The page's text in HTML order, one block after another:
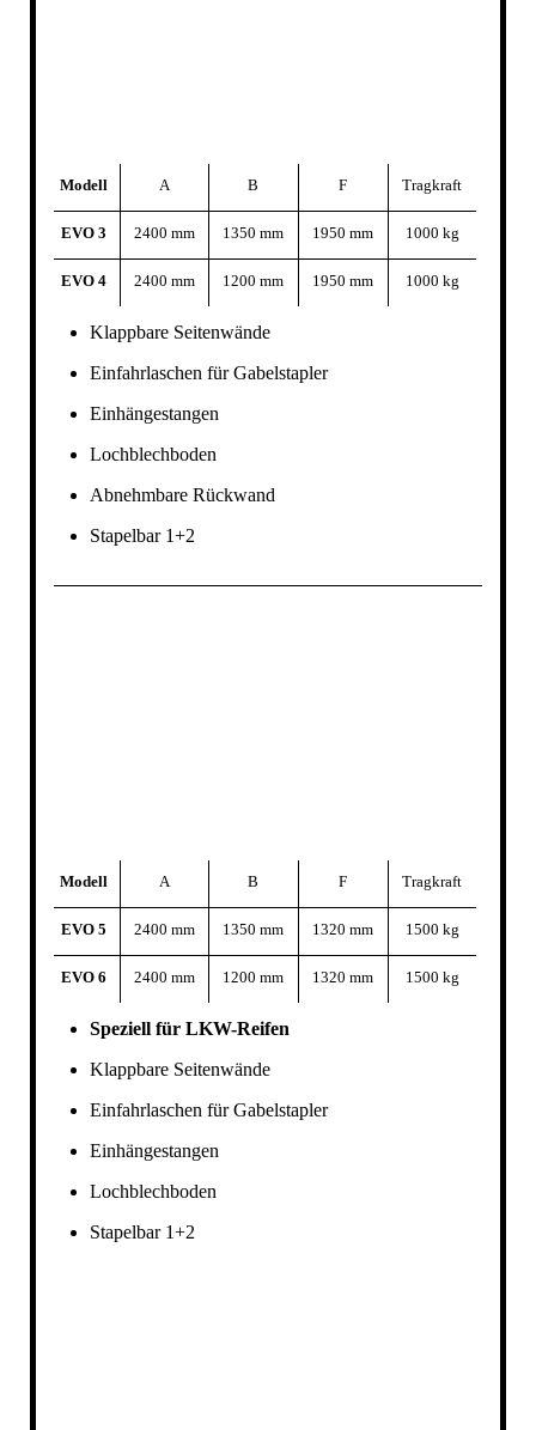
Modell A B F Tragkraft
EVO 3 2400 mm 1350 mm 1950 mm 1000 kg
EVO 4 2400 mm 1200 mm 1950 mm 1000 kg
Klappbare Seitenwände
Einfahrlaschen für Gabelstapler
Einhängestangen
Lochblechboden
Abnehmbare Rückwand
Stapelbar 1+2
Modell A B F Tragkraft
EVO 5 2400 mm 1350 mm 1320 mm 1500 kg
EVO 6 2400 mm 1200 mm 1320 mm 1500 kg
Speziell für LKW-Reifen
Klappbare Seitenwände
Einfahrlaschen für Gabelstapler
Einhängestangen
Lochblechboden
Stapelbar 1+2